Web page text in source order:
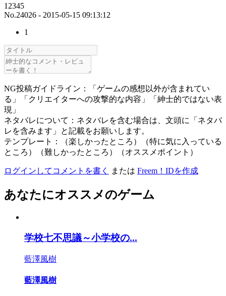
12345
No.24026 - 2015-05-15 09:13:12
1
NG投稿ガイドライン：「ゲームの感想以外が含まれてい
る」「クリエイターへの攻撃的な内容」「紳士的ではない表
現」
ネタバレについて：ネタバレを含む場合は、文頭に「ネタバ
レを含みます」と記載をお願いします。
テンプレート：（楽しかったところ）（特に気に入っている
ところ）（難しかったところ）（オススメポイント）
ログインしてコメントを書く または Freem！IDを作成
あなたにオススメのゲーム
学校七不思議～小学校の...
藍澤風樹
藍澤風樹